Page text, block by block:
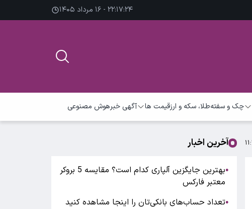
۲۲:۱۷:۲۵ - ۱۶ مرداد ۱۴۰۵
چک و سفتهطلا، سکه و ارزقیمت ها آگهی خبرهوش مصنوعی
آخرین اخبار
●
بهترین جایگزین آلپاری کدام است؟ مقایسه 5 بروکر
معتبر فارکس
●تعداد حساب‌های بانکی‌تان را اینجا مشاهده کنید